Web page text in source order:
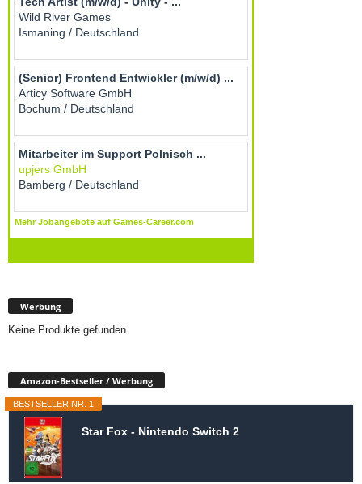
Werbung
Keine Produkte gefunden.
Amazon-Bestseller / Werbung
BESTSELLER NR. 1
Star Fox - Nintendo Switch 2